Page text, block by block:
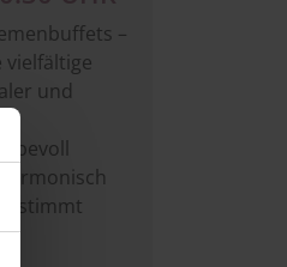
–
vielfältige
und